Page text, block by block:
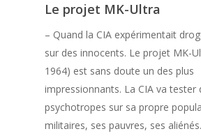
Le projet MK-Ultra
– Quand la CIA expérimentait
sur des innocents. Le projet MK-
1964) est sans doute un des plus
impressionnants. La CIA va tester
psychotropes sur sa propre
militaires, ses pauvres, ses